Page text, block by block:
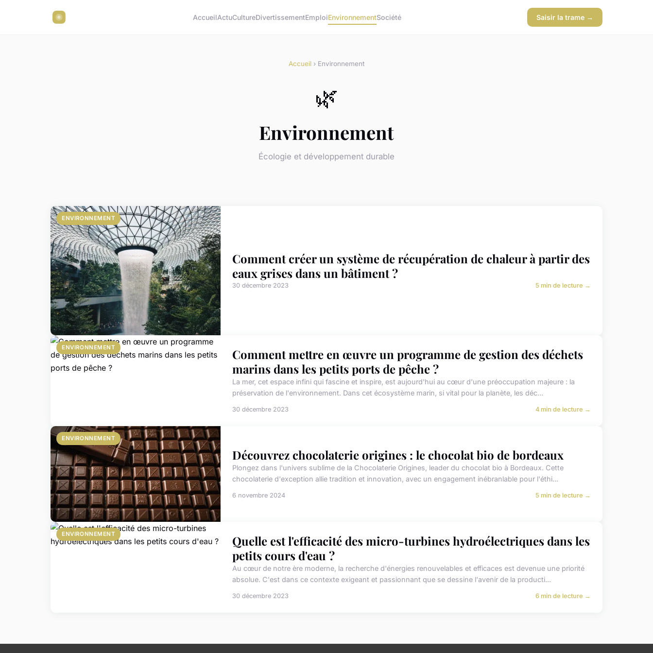
AccueilActuCultureDivertissementEmploiEnvironnementSociété Saisir la trame →
Accueil › Environnement
🌿
Environnement
Écologie et développement durable
ENVIRONNEMENT
Comment créer un système de récupération de chaleur à partir des
eaux grises dans un bâtiment ?
30 décembre 2023 5 min de lecture →
ENVIRONNEMENT
Comment mettre en œuvre un programme de gestion des déchets
marins dans les petits ports de pêche ?
La mer, cet espace infini qui fascine et inspire, est aujourd'hui au cœur d'une préoccupation majeure : la
préservation de l'environnement. Dans cet écosystème marin, si vital pour la planète, les déc...
30 décembre 2023 4 min de lecture →
ENVIRONNEMENT
Découvrez chocolaterie origines : le chocolat bio de bordeaux
Plongez dans l'univers sublime de la Chocolaterie Origines, leader du chocolat bio à Bordeaux. Cette
chocolaterie d'exception allie tradition et innovation, avec un engagement inébranlable pour l'éthi...
6 novembre 2024 5 min de lecture →
ENVIRONNEMENT
Quelle est l'efficacité des micro-turbines hydroélectriques dans les
petits cours d'eau ?
Au cœur de notre ère moderne, la recherche d'énergies renouvelables et efficaces est devenue une priorité
absolue. C'est dans ce contexte exigeant et passionnant que se dessine l'avenir de la producti...
30 décembre 2023 6 min de lecture →